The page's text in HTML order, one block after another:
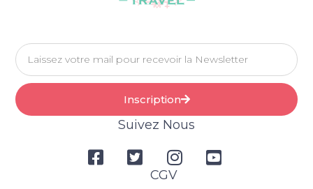
Inscription
Suivez Nous
CGV